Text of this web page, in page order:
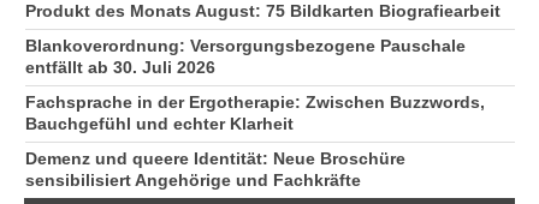
Produkt des Monats August: 75 Bildkarten Biografiearbeit
Blankoverordnung: Versorgungsbezogene Pauschale
entfällt ab 30. Juli 2026
Fachsprache in der Ergotherapie: Zwischen Buzzwords,
Bauchgefühl und echter Klarheit
Demenz und queere Identität: Neue Broschüre
sensibilisiert Angehörige und Fachkräfte